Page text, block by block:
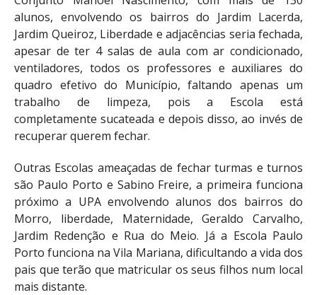
alunos, envolvendo os bairros do Jardim Lacerda,
Jardim Queiroz, Liberdade e adjacências seria fechada,
apesar de ter 4 salas de aula com ar condicionado,
ventiladores, todos os professores e auxiliares do
quadro efetivo do Município, faltando apenas um
trabalho de limpeza, pois a Escola está
completamente sucateada e depois disso, ao invés de
recuperar querem fechar.
Outras Escolas ameaçadas de fechar turmas e turnos
são Paulo Porto e Sabino Freire, a primeira funciona
próximo a UPA envolvendo alunos dos bairros do
Morro, liberdade, Maternidade, Geraldo Carvalho,
Jardim Redenção e Rua do Meio. Já a Escola Paulo
Porto funciona na Vila Mariana, dificultando a vida dos
pais que terão que matricular os seus filhos num local
mais distante.